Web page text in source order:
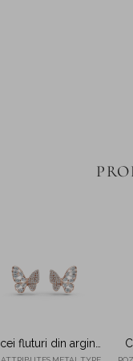
fluturi din argint
roz cu zirconii